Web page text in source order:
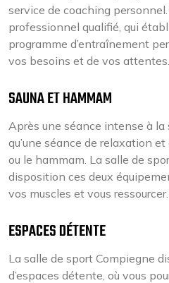
service de coaching
professionnel qualifié, qui
programme d’entraînement
vos besoins et de vos attentes.
SAUNA ET HAMMAM
Après une séance intense à la
qu’une séance de relaxation
ou le hammam. La salle de
disposition ces deux
vos muscles et vous ressourcer.
ESPACES DÉTENTE
La salle de sport Compiegne
d’espaces détente, où vous